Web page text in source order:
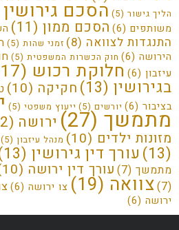
הליך גישור(5) הסכם גירושין(20)
משותפים(6) הסכם ממון(11)
התנגדות לצוואה(8) זמני שהות(5)
הירושה(6) חוק הכשרות המשפטית(5)
עיזבון(6) חלוקת רכוש(17)
בגירושין(13) חקיקה(10)
בציבור(6) יורשים(5) ייעוץ משפטי(5) מתמשך(27) ירושה(12)
מזונות ילדים(10) מנהל עיזבון(5)
עורך דין גירושין(13)
מתמשך(7) עורך דין ירושה(10)
צוואה(19) צו ירושה(6) צו
ירושה(6)